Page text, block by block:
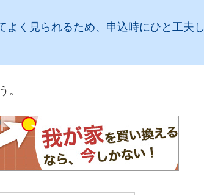
よく見られるため、申込時にひと工夫し
。